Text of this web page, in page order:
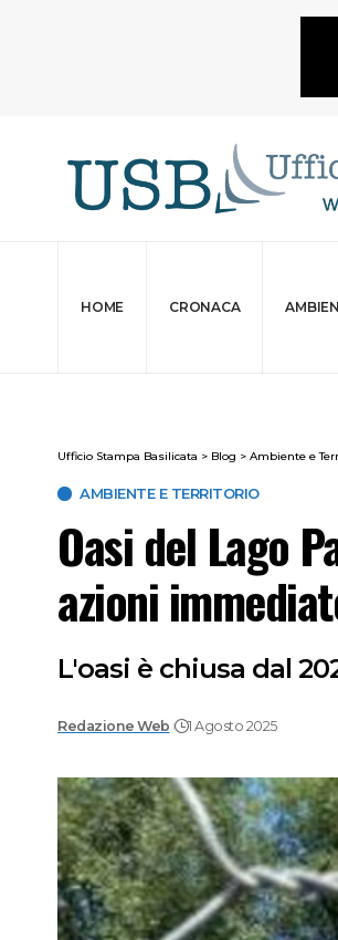
HOME CRONACA
Ufficio Stampa Basilicata > Blog > Ambiente e
AMBIENTE E TERRITORIO
Oasi del Lago
azioni
L'oasi è chiusa dal
Redazione Web 1 Agosto 2025